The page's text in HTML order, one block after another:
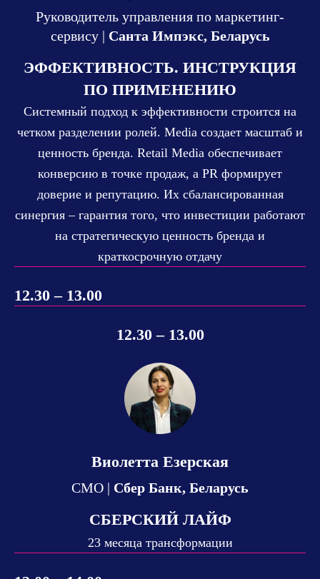
Руководитель управления по маркетинг-
сервису | Санта Импэкс, Беларусь
ЭФФЕКТИВНОСТЬ. ИНСТРУКЦИЯ
ПО ПРИМЕНЕНИЮ
Системный подход к эффективности строится на
четком разделении ролей. Media создает масштаб и
ценность бренда. Retail Media обеспечивает
конверсию в точке продаж, а PR формирует
доверие и репутацию. Их сбалансированная
синергия – гарантия того, что инвестиции работают
на стратегическую ценность бренда и
краткосрочную отдачу
12.30 – 13.00
12.30 – 13.00
Виолетта Езерская
СМО | Сбер Банк, Беларусь
СБЕРСКИЙ ЛАЙФ
23 месяца трансформации